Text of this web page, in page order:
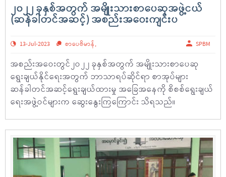
၂၀၂၂ ခုနှစ်အတွက် အမျိုးသားစာပေဆုအဖွဲ့ငယ်
(ဆန်ခါတင်အဆင့်) အစည်းအဝေးကျင်းပ
13-Jul-2023 စာပေဗိမာန်, SPBM
အစည်းအဝေးတွင်၂ဝ၂၂ ခုနှစ်အတွက် အမျိုးသားစာပေဆု
ရွေးချယ်နိုင်ရေးအတွက် ဘာသာရပ်ဆိုင်ရာ စာအုပ်များ
ဆန်ခါတင်အဆင့်ရွေးချယ်ထားမှု အခြေအနေကို စိစစ်ရွေးချယ်
ရေးအဖွဲ့ဝင်များက ဆွေးနွေးကြကြောင်း သိရသည်။